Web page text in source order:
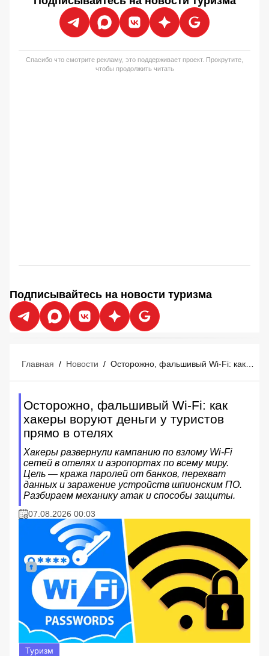
Спасибо что смотрите рекламу, это поддерживает проект. Прокрутите,
чтобы продолжить читать
Подписывайтесь на новости туризма
Главная / Новости /
Осторожно, фальшивый Wi-Fi: как
хакеры воруют деньги у туристов
прямо в отелях
Хакеры развернули кампанию по взлому Wi-Fi
сетей в отелях и аэропортах по всему миру.
Цель — кража паролей от банков, перехват
данных и заражение устройств шпионским ПО.
Разбираем механику атак и способы защиты.
07.08.2026 00:03
Туризм